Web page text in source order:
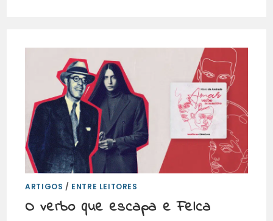
ARTIGOS / ENTRE LEITORES
O verbo que escapa e Felca